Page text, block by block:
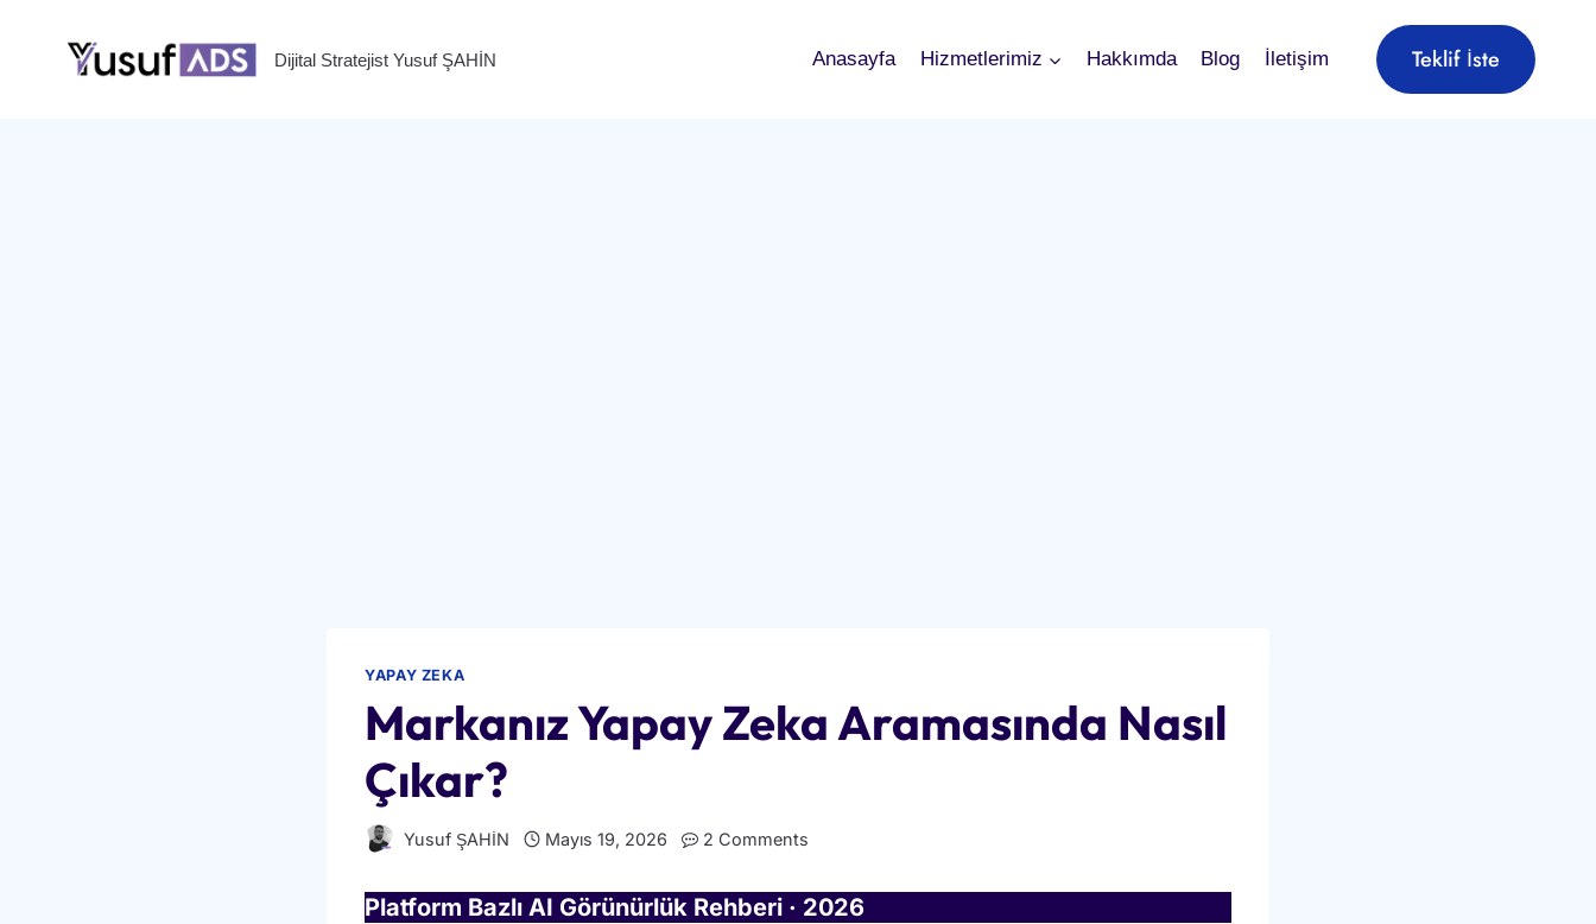
content
Dijital Stratejist Yusuf ŞAHİN Anasayfa Hizmetlerimiz Hakkımda Blog İletişim Teklif İste
YAPAY ZEKA
Markanız Yapay Zeka Aramasında Nasıl
Çıkar?
Yusuf ŞAHİN Mayıs 19, 2026 2 Comments
Platform Bazlı AI Görünürlük Rehberi · 2026